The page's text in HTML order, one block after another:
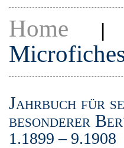
Home |
Jahrbuch für
besonderer
1.1899 – 9.1908